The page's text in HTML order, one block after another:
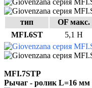
тип OF макс.
MFI.6ST
5,1 Н
MFI.7STP
Рычаг - ролик L=16 мм